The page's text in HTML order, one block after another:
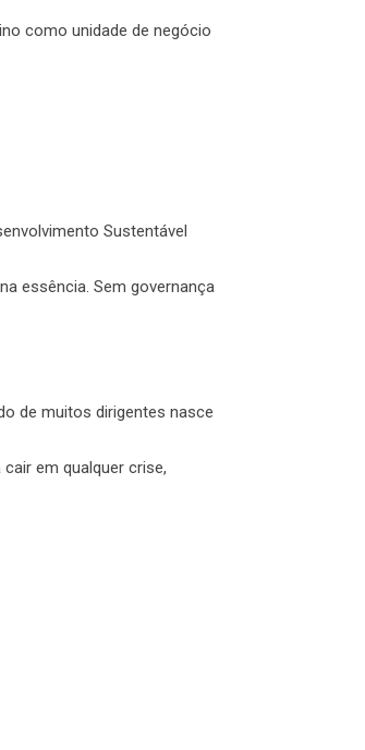
como unidade de negócio
Sustentável
essência. Sem governança
de muitos dirigentes nasce
em qualquer crise,